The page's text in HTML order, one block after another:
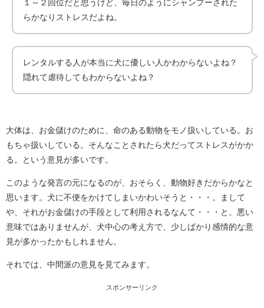
１～２回位だと思うけど、毎日のようにシャンプーされた
らかなりストレスだよね。
レンタルする人が本当に犬に優しい人かわからないよね？
隠れて虐待してもわからないよね？
大体は、お金儲けのために、命のある動物をモノ扱いしている。お
もちゃ扱いしている。そんなことされたら犬だってストレスがかか
る。という意見が多いです。
このような発言の元になるのが、おそらく、動物好きだからかなと
思います。犬に不便をかけてしまいかわいそうと・・・。まして
や、それがお金儲けの手段として利用されるなんて・・・と。悪い
意味ではありませんが、犬中心の考え方で、少しばかり感情的な意
見が多かったかもしれません。
それでは、中間派の意見を見てみます。
スポンサーリンク